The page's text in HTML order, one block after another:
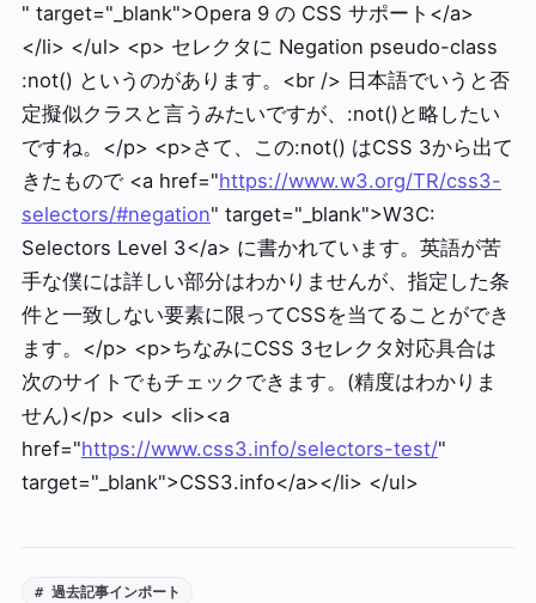
" target="_blank">Opera 9 の CSS サポート</a>
</li> </ul> <p> セレクタに Negation pseudo-class
:not() というのがあります。<br /> 日本語でいうと否
定擬似クラスと言うみたいですが、:not()と略したい
ですね。</p> <p>さて、この:not() はCSS 3から出て
きたもので <a href="https://www.w3.org/TR/css3-
selectors/#negation" target="_blank">W3C:
Selectors Level 3</a> に書かれています。英語が苦
手な僕には詳しい部分はわかりませんが、指定した条
件と一致しない要素に限ってCSSを当てることができ
ます。</p> <p>ちなみにCSS 3セレクタ対応具合は
次のサイトでもチェックできます。(精度はわかりま
せん)</p> <ul> <li><a
href="https://www.css3.info/selectors-test/"
target="_blank">CSS3.info</a></li> </ul>
# 過去記事インポート